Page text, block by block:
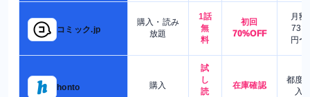
コミック.jp
購入・読み
放題
1話
無
料
初回
70%OFF
月額
730
円〜
honto 購入
試
し
読
在庫確認
都度
入